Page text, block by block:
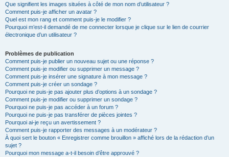
Que signifient les images situées à côté de mon nom d’utilisateur ?
Comment puis-je afficher un avatar ?
Quel est mon rang et comment puis-je le modifier ?
Pourquoi m’est-il demandé de me connecter lorsque je clique sur le lien de courrier
électronique d’un utilisateur ?
Problèmes de publication
Comment puis-je publier un nouveau sujet ou une réponse ?
Comment puis-je modifier ou supprimer un message ?
Comment puis-je insérer une signature à mon message ?
Comment puis-je créer un sondage ?
Pourquoi ne puis-je pas ajouter plus d’options à un sondage ?
Comment puis-je modifier ou supprimer un sondage ?
Pourquoi ne puis-je pas accéder à un forum ?
Pourquoi ne puis-je pas transférer de pièces jointes ?
Pourquoi ai-je reçu un avertissement ?
Comment puis-je rapporter des messages à un modérateur ?
À quoi sert le bouton « Enregistrer comme brouillon » affiché lors de la rédaction d’un
sujet ?
Pourquoi mon message a-t-il besoin d’être approuvé ?